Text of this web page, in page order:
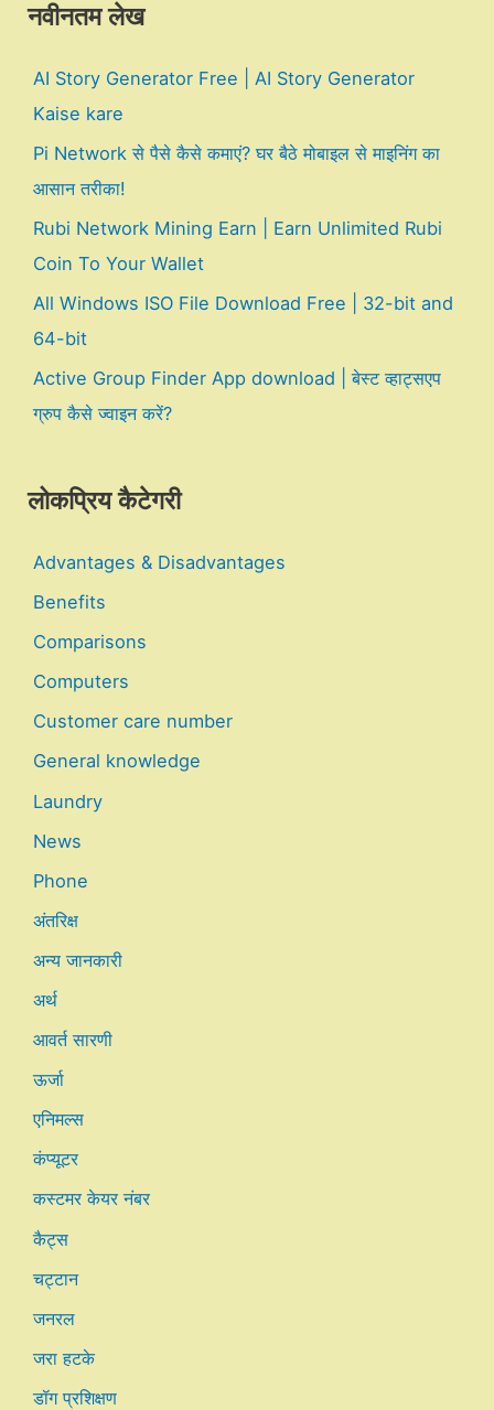
नवीनतम लेख
AI Story Generator Free | AI Story Generator
Kaise kare
Pi Network से पैसे कैसे कमाएं? घर बैठे मोबाइल से माइनिंग का
आसान तरीका!
Rubi Network Mining Earn | Earn Unlimited Rubi
Coin To Your Wallet
All Windows ISO File Download Free | 32-bit and
64-bit
Active Group Finder App download | बेस्ट व्हाट्सएप
ग्रुप कैसे ज्वाइन करें?
लोकप्रिय कैटेगरी
Advantages & Disadvantages
Benefits
Comparisons
Computers
Customer care number
General knowledge
Laundry
News
Phone
अंतरिक्ष
अन्य जानकारी
अर्थ
आवर्त सारणी
ऊर्जा
एनिमल्स
कंप्यूटर
कस्टमर केयर नंबर
कैट्स
चट्टान
जनरल
जरा हटके
डॉग प्रशिक्षण